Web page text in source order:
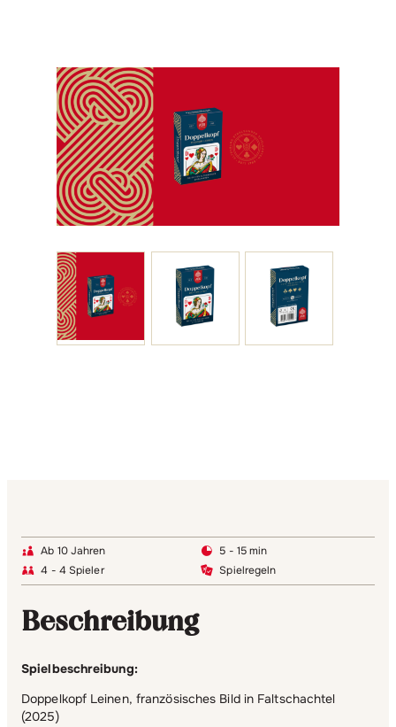
Ab 10 Jahren
5 - 15 min
4 - 4 Spieler
Spielregeln
Beschreibung
Spielbeschreibung:
Doppelkopf Leinen, französisches Bild in Faltschachtel
(2025)